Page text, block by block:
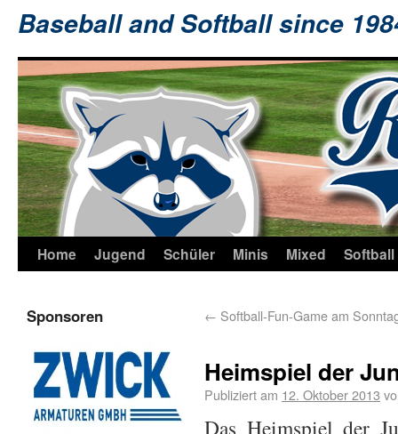
Baseball and Softball since
Home Jugend Schüler Minis Mixed Softball
← Softball-Fun-Game am
Heimspiel der
Publiziert am 12. Oktober 2013
Das Heimspiel der
Sponsoren